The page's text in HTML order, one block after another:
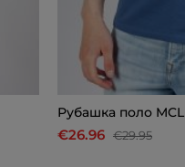
Рубашкa поло MCL
€26.96 €29.95